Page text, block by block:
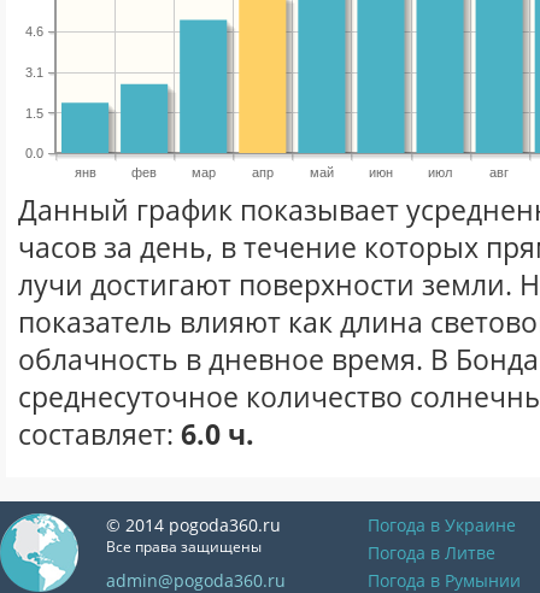
янв фев мар апр май июн июл авг
0.0
1.5
3.1
4.6
Данный график показывает
часов за день, в течение которых
лучи достигают поверхности земли.
показатель влияют как длина
облачность в дневное время. В
среднесуточное количество
составляет: 6.0 ч.
© 2014 pogoda360.ru
Все права защищены
admin@pogoda360.ru
Погода в Украине
Погода в Литве
Погода в Румынии